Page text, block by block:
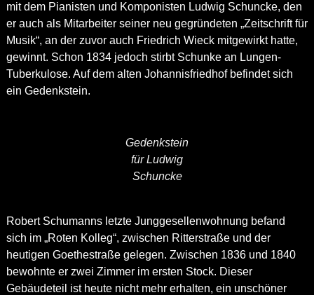
mit dem Pianisten und Komponisten Ludwig Schuncke, den
er auch als Mitarbeiter seiner neu gegründeten „Zeitschrift für
Musik“, an der zuvor auch Friedrich Wieck mitgewirkt hatte,
gewinnt. Schon 1834 jedoch stirbt Schunke an Lungen-
Tuberkulose. Auf dem alten Johannisfriedhof befindet sich
ein Gedenkstein.
Gedenkstein
für Ludwig
Schuncke
Robert Schumanns letzte Junggesellenwohnung befand
sich im „Roten Kolleg“, zwischen Ritterstraße und der
heutigen Goethestraße gelegen. Zwischen 1836 und 1840
bewohnte er zwei Zimmer im ersten Stock. Dieser
Gebäudeteil ist heute nicht mehr erhalten, ein unschöner